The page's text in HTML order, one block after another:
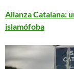
Alianza Catalana:
islamófoba